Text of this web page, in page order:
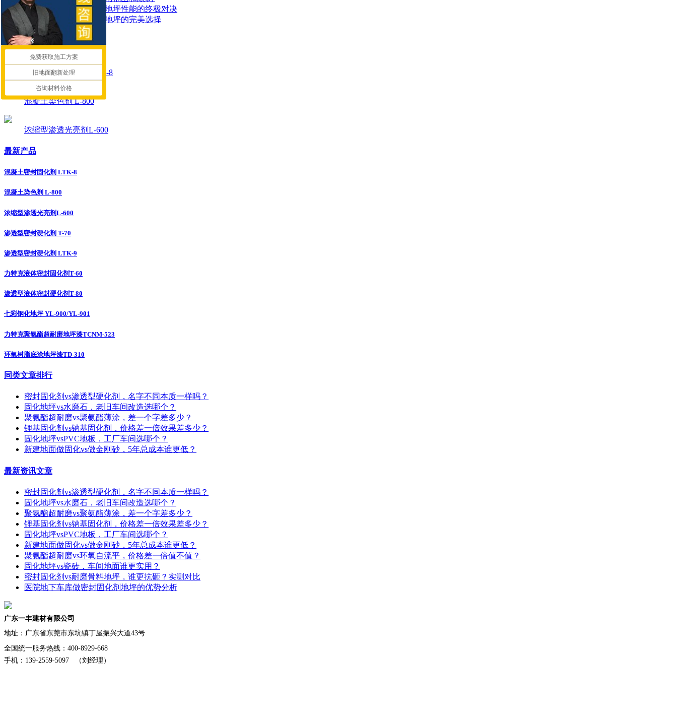
混凝土染色地坪与环氧地坪性能的终极对决
让停车场更耐用：固化地坪的完美选择
推荐产品
混凝土密封固化剂 LTK-8
混凝土染色剂 L-800
浓缩型渗透光亮剂L-600
最新产品
混凝土密封固化剂 LTK-8
混凝土染色剂 L-800
浓缩型渗透光亮剂L-600
渗透型密封硬化剂 T-70
渗透型密封硬化剂 LTK-9
力特克液体密封固化剂T-60
渗透型液体密封硬化剂T-80
七彩钢化地坪 YL-900/YL-901
力特克聚氨酯超耐磨地坪漆TCNM-523
环氧树脂底涂地坪漆TD-310
同类文章排行
密封固化剂vs渗透型硬化剂，名字不同本质一样吗？
固化地坪vs水磨石，老旧车间改造选哪个？
聚氨酯超耐磨vs聚氨酯薄涂，差一个字差多少？
锂基固化剂vs钠基固化剂，价格差一倍效果差多少？
固化地坪vsPVC地板，工厂车间选哪个？
新建地面做固化vs做金刚砂，5年总成本谁更低？
最新资讯文章
密封固化剂vs渗透型硬化剂，名字不同本质一样吗？
固化地坪vs水磨石，老旧车间改造选哪个？
聚氨酯超耐磨vs聚氨酯薄涂，差一个字差多少？
锂基固化剂vs钠基固化剂，价格差一倍效果差多少？
固化地坪vsPVC地板，工厂车间选哪个？
新建地面做固化vs做金刚砂，5年总成本谁更低？
聚氨酯超耐磨vs环氧自流平，价格差一倍值不值？
固化地坪vs瓷砖，车间地面谁更实用？
密封固化剂vs耐磨骨料地坪，谁更抗砸？实测对比
医院地下车库做密封固化剂地坪的优势分析
广东一丰建材有限公司
地址： 广东省东莞市东坑镇丁屋振兴大道43号
全国统一服务热线：400-8929-668
手机：139-2559-5097 （刘经理）
免费获取施工方案
旧地面翻新处理
咨询材料价格